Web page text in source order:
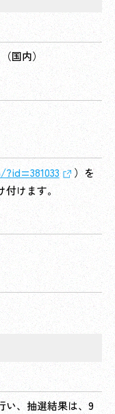
国内）
）を
けます。
い、抽選結果は、9